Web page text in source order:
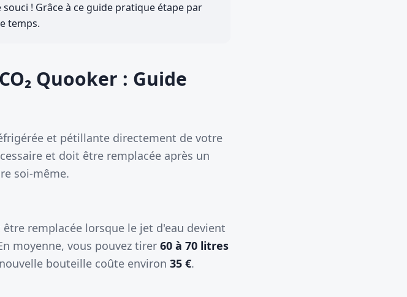
! Grâce à ce guide pratique étape par
temps.
Quooker : Guide
et pétillante directement de votre
et doit être remplacée après un
soi-même.
remplacée lorsque le jet d'eau devient
moyenne, vous pouvez tirer 60 à 70 litres
bouteille coûte environ 35 €.